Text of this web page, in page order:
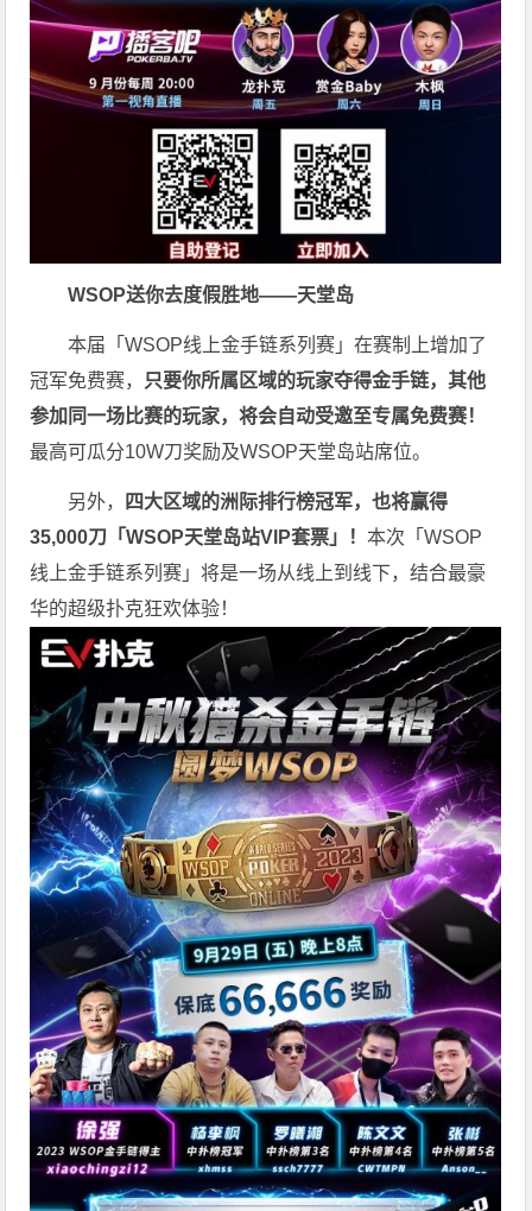
WSOP送你去度假胜地——天堂岛
本届「WSOP线上金手链系列赛」在赛制上增加了
冠军免费赛， 只要你所属区域的玩家夺得金手链，其他
参加同一场比赛的玩家，将会自动受邀至专属免费赛！
最高可瓜分10W刀奖励及WSOP天堂岛站席位。
另外，
四大区域的洲际排行榜冠军，也将赢得
35,000刀「WSOP天堂岛站VIP套票」！本次「WSOP
线上金手链系列赛」将是一场从线上到线下，结合最豪
华的超级扑克狂欢体验！